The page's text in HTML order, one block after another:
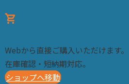
shopping_cart
Webから直接ご購入いただけます。
在庫確認・短納期対応。
ショップへ移動